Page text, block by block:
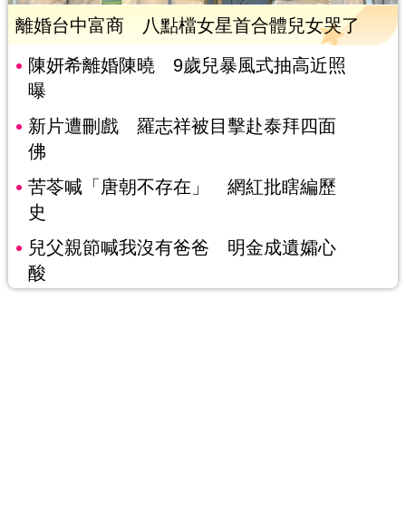
離婚台中富商 八點檔女星首合體兒女哭了
陳妍希離婚陳曉 9歲兒暴風式抽高近照
曝
新片遭刪戲 羅志祥被目擊赴泰拜四面
佛
苦苓喊「唐朝不存在」 網紅批瞎編歷
史
兒父親節喊我沒有爸爸 明金成遺孀心
酸